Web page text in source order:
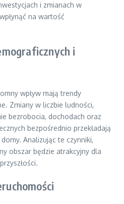
i zmianach w
na wartość
i
wpływ mają trendy
Zmiany w liczbie ludności,
bezrobocia, dochodach oraz
bezpośrednio przekładają
Analizując te czynniki,
obszar będzie atrakcyjny dla